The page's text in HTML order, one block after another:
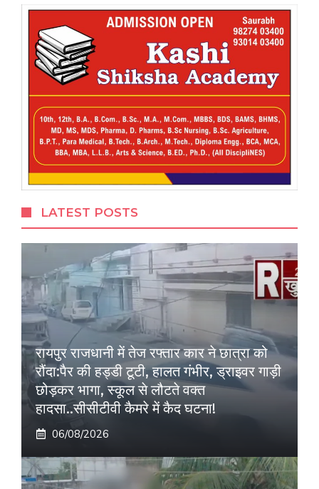
LATEST POSTS
रायपुर राजधानी में तेज रफ्तार कार ने छात्रा को
रौंदा:पैर की हड्डी टूटी, हालत गंभीर, ड्राइवर गाड़ी
छोड़कर भागा, स्कूल से लौटते वक्त
हादसा..सीसीटीवी कैमरे में कैद घटना!
06/08/2026